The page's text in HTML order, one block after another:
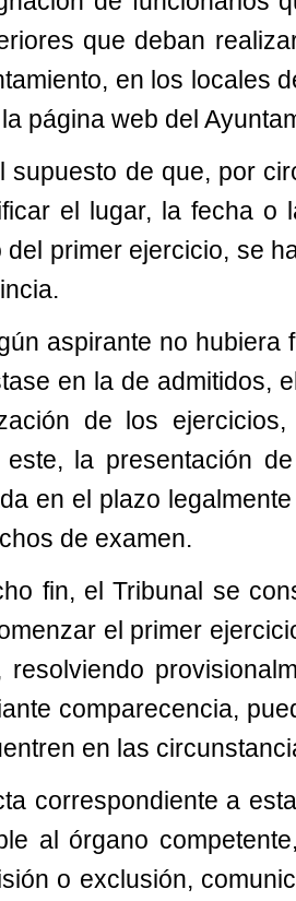
que deban
en los locales
página web del
supuesto de que, por
el lugar, la fecha o
del primer ejercicio, se
aspirante no hubiera
en la de admitidos,
de los
este, la presentación
en el plazo
de examen.
fin, el Tribunal se
el primer
resolviendo
comparecencia,
en las
correspondiente a
al órgano
o exclusión,